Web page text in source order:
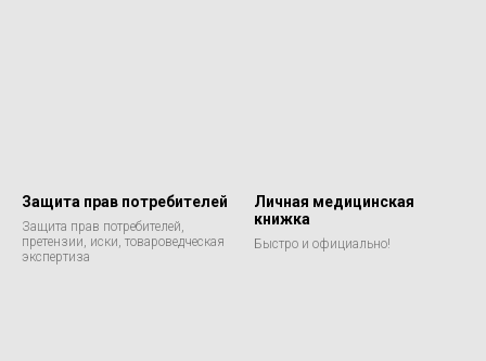
Защита прав потребителей
Защита прав потребителей,
претензии, иски, товароведческая
экспертиза
Личная медицинская
книжка
Быстро и официально!